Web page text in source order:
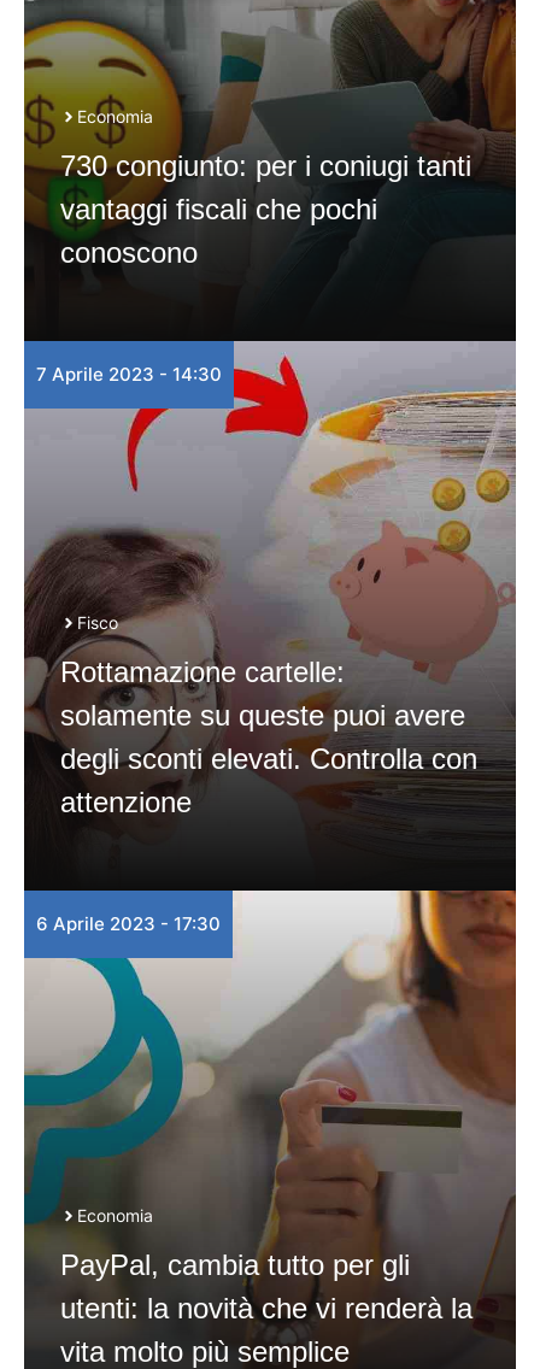
Economia
730 congiunto: per i coniugi tanti
vantaggi fiscali che pochi
conoscono
7 Aprile 2023 - 14:30
Fisco
Rottamazione cartelle:
solamente su queste puoi avere
degli sconti elevati. Controlla con
attenzione
6 Aprile 2023 - 17:30
Economia
PayPal, cambia tutto per gli
utenti: la novità che vi renderà la
vita molto più semplice